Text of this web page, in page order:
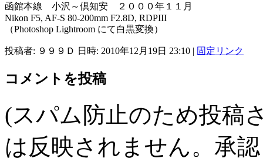
函館本線 小沢～倶知安 ２０００年１１月
Nikon F5, AF-S 80-200mm F2.8D, RDPIII
（Photoshop Lightroom にて白黒変換）
投稿者: ９９９Ｄ 日時: 2010年12月19日 23:10 | 固定リンク
コメントを投稿
(スパム防止のため投稿
は反映されません。承